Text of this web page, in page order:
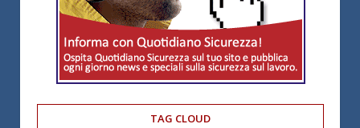
TAG CLOUD